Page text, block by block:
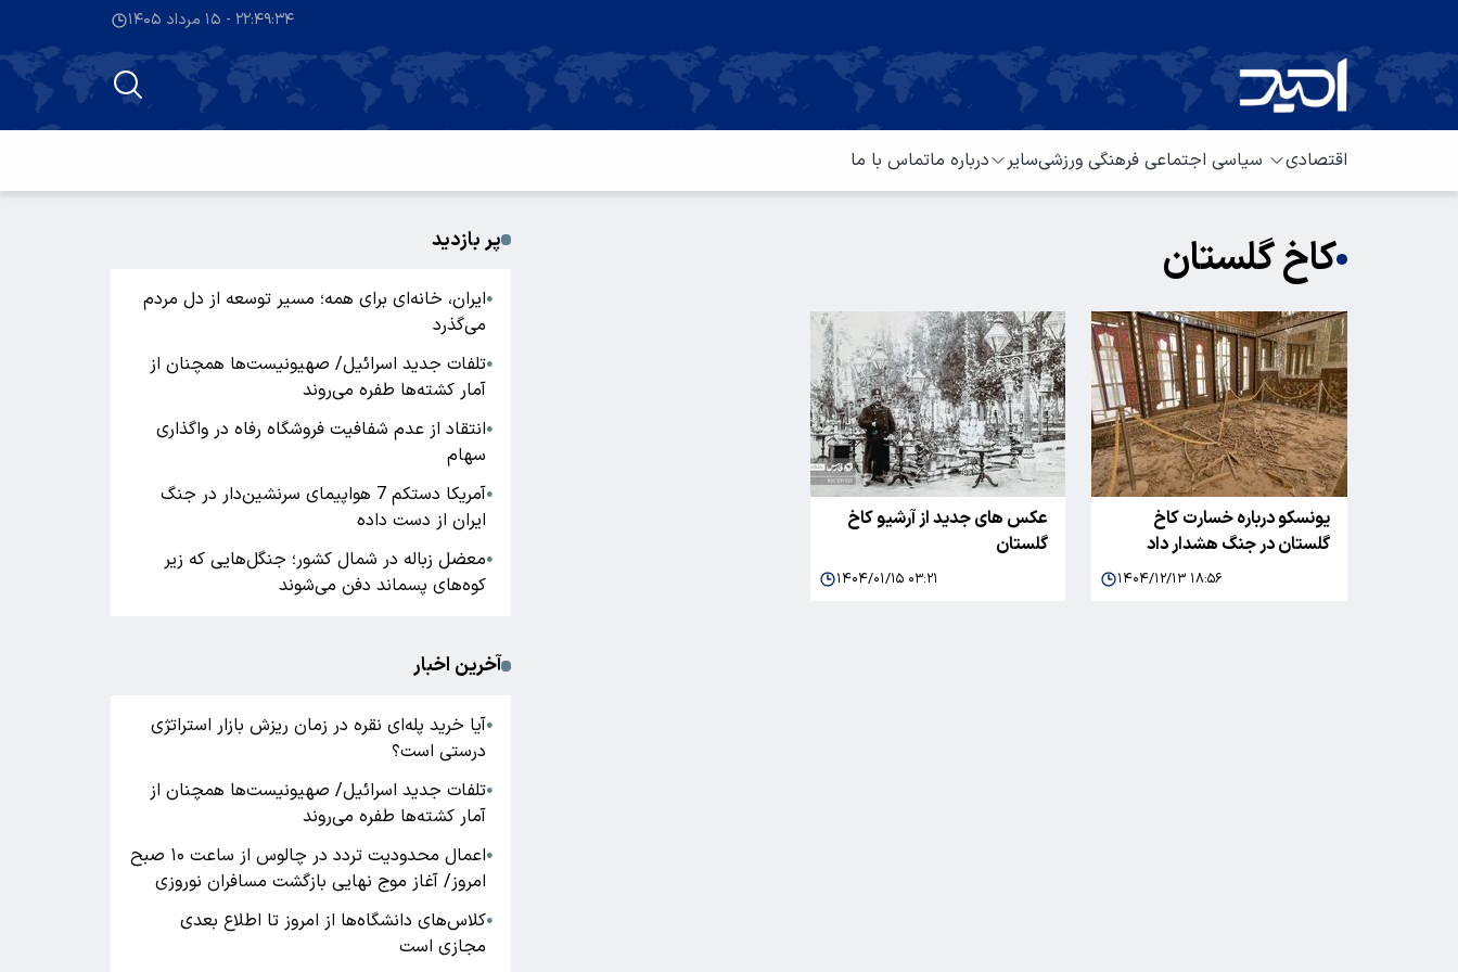
۲۲:۴۹:۳۵ - ۱۵ مرداد ۱۴۰۵
اقتصادی سیاسی اجتماعی فرهنگی ورزشیسایر درباره ماتماس با ما
کاخ گلستان
یونسکو درباره خسارت کاخ
گلستان در جنگ هشدار داد
۱۴۰۴/۱۲/۱۳ ۱۸:۵۶
عکس های جدید از آرشیو کاخ
گلستان
۱۴۰۴/۰۱/۱۵ ۰۳:۲۱
پر بازدید
●ایران، خانه‌ای برای همه؛ مسیر توسعه از دل مردم
می‌گذرد
●تلفات جدید اسرائیل/ صهیونیست‌ها همچنان از
آمار کشته‌ها طفره می‌روند
●انتقاد از عدم شفافیت فروشگاه رفاه در واگذاری
سهام
●
آمریکا دستکم 7 هواپیمای سرنشین‌دار در جنگ
ایران از دست داده
●معضل زباله در شمال کشور؛ جنگل‌هایی که زیر
کوه‌های پسماند دفن می‌شوند
آخرین اخبار
●آیا خرید پله‌ای نقره در زمان ریزش بازار استراتژی
درستی است؟
●تلفات جدید اسرائیل/ صهیونیست‌ها همچنان از
آمار کشته‌ها طفره می‌روند
●
اعمال محدودیت تردد در چالوس از ساعت ۱۰ صبح
امروز/ آغاز موج نهایی بازگشت مسافران نوروزی
●کلاس‌های دانشگاه‌ها از امروز تا اطلاع بعدی
مجازی است